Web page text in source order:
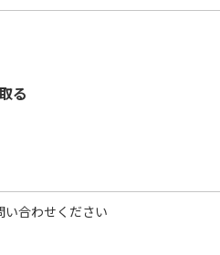
る
合わせください